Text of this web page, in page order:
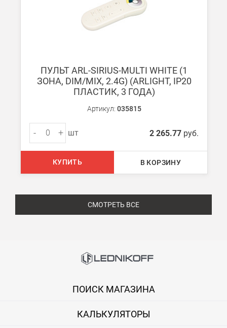
ПУЛЬТ ARL-SIRIUS-MULTI WHITE (1
ЗОНА, DIM/MIX, 2.4G) (ARLIGHT, IP20
ПЛАСТИК, 3 ГОДА)
Артикул: 035815
- + шт 2 265.77 руб.
КУПИТЬ В КОРЗИНУ
СМОТРЕТЬ ВСЕ
ПОИСК МАГАЗИНА
КАЛЬКУЛЯТОРЫ